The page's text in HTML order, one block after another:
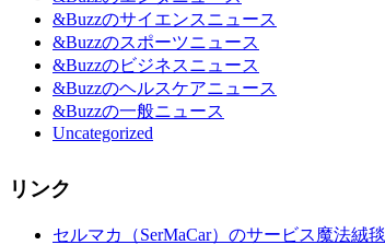
&Buzzのサイエンスニュース
&Buzzのスポーツニュース
&Buzzのビジネスニュース
&Buzzのヘルスケアニュース
&Buzzの一般ニュース
Uncategorized
リンク
セルマカ（SerMaCar）のサービス魔法絨毯